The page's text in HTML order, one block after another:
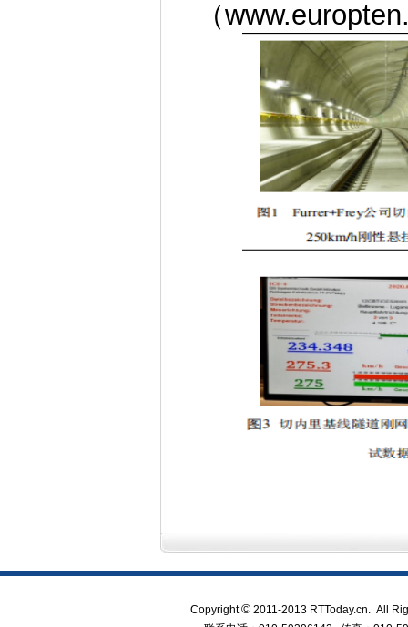
（
Copyright© 2011-2013 RTToday.cn. All